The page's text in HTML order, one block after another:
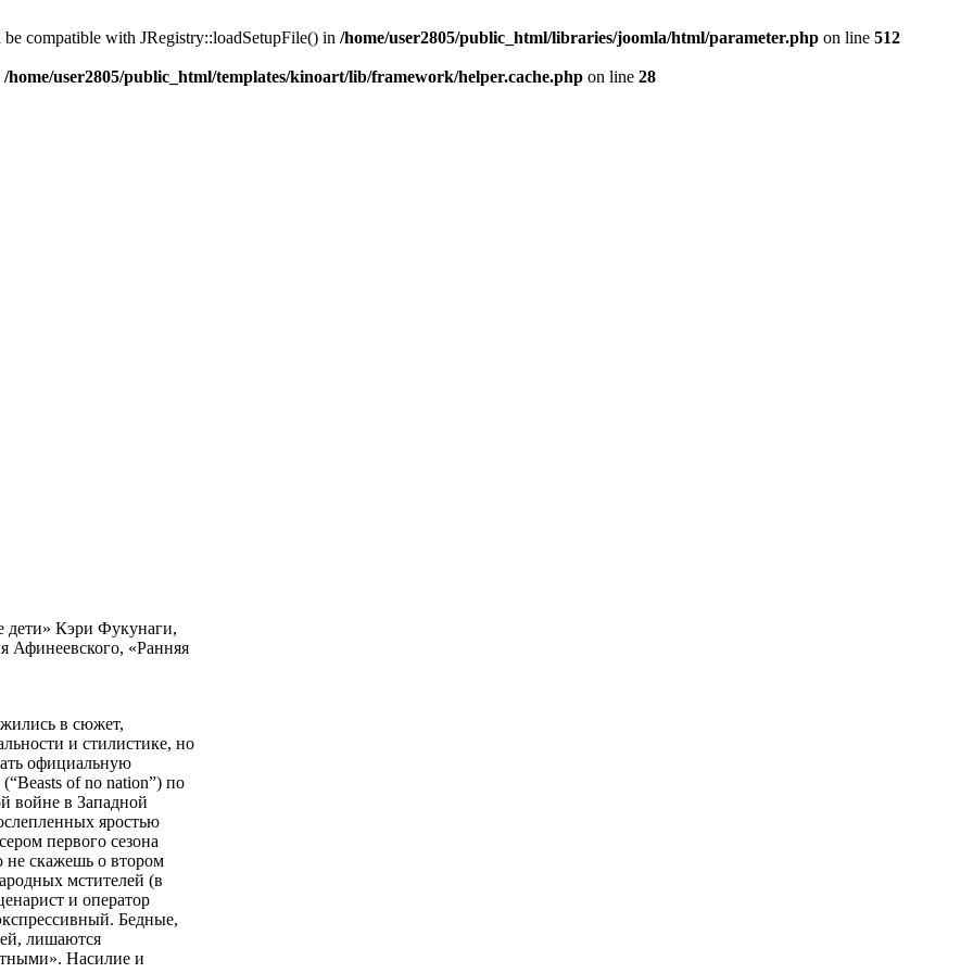
compatible with JRegistry::loadSetupFile() in /home/user2805/public_html/libraries/joomla/html/parameter.php on line 512
/home/user2805/public_html/templates/kinoart/lib/framework/helper.cache.php on line 28
дети» Кэри Фукунаги,
Афинеевского, «Ранняя
в сюжет,
и стилистике, но
официальную
of no nation”) по
войне в Западной
яростью
первого сезона
не скажешь о втором
мстителей (в
и оператор
Бедные,
лишаются
Насилие и